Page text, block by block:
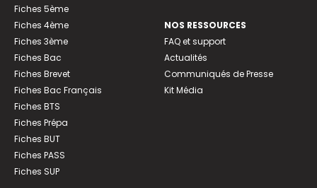
Fiches 5ème
Fiches 4ème
Fiches 3ème
Fiches Bac
Fiches Brevet
Fiches Bac Français
Fiches BTS
Fiches Prépa
Fiches BUT
Fiches PASS
Fiches SUP
NOS RESSOURCES
FAQ et support
Actualités
Communiqués de Presse
Kit Média